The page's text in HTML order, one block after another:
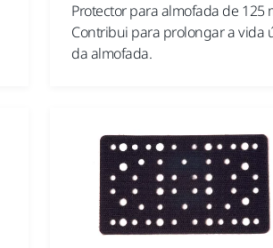
Protector para almofada de 125
Contribui para prolongar a vida
da almofada.